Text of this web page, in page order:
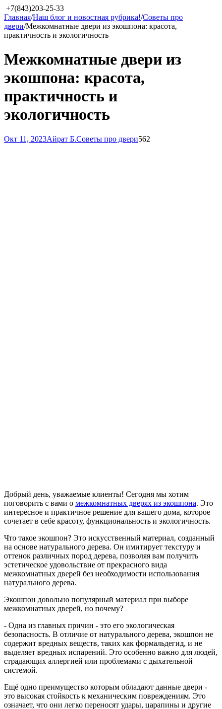
+7(843)203-25-33
Главная/Наш блог и новостная рубрика!/Советы про
двери/Межкомнатные двери из экошпона: красота,
практичность и экологичность
Межкомнатные двери из
экошпона: красота,
практичность и
экологичность
Окт 11, 2023Айрат Б.Советы про двери562
Добрый день, уважаемые клиенты! Сегодня мы хотим
поговорить с вами о межкомнатных дверях из экошпона. Это
интересное и практичное решение для вашего дома, которое
сочетает в себе красоту, функциональность и экологичность.
Что такое экошпон? Это искусственный материал, созданный
на основе натурального дерева. Он имитирует текстуру и
оттенок различных пород дерева, позволяя вам получить
эстетическое удовольствие от прекрасного вида
межкомнатных дверей без необходимости использования
натурального дерева.
Экошпон довольно популярный материал при выборе
межкомнатных дверей, но почему?
- Одна из главных причин - это его экологическая
безопасность. В отличие от натурального дерева, экошпон не
содержит вредных веществ, таких как формальдегид, и не
выделяет вредных испарений. Это особенно важно для людей,
страдающих аллергией или проблемами с дыхательной
системой.
Ещё одно преимущество которым обладают данные двери -
это высокая стойкость к механическим повреждениям. Это
означает, что они легко переносят удары, царапины и другие